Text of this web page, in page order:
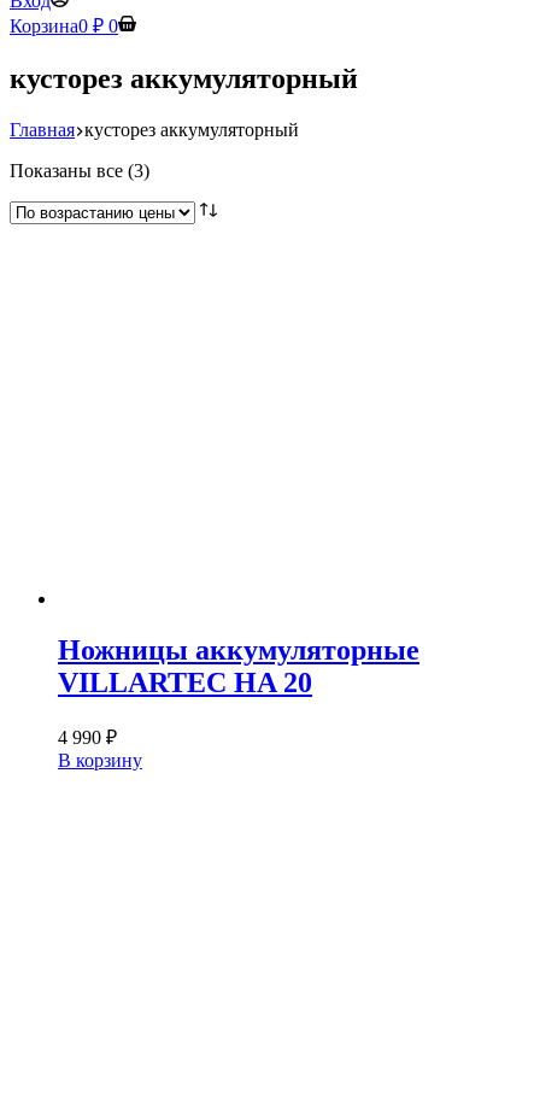
Корзина0 ₽ 0
кусторез аккумуляторный
Главная кусторез аккумуляторный
Показаны все (3)Цены:
возрастанию
Ножницы аккумуляторные
VILLARTEC HA 20
4 990 ₽
В корзину